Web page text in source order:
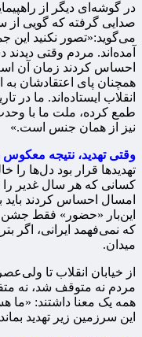
در گوشه‌ای دیگر از
صدایی گرفته که گویی از
می‌گوید:«تصور نکنید این
آمده‌اند. مردم وقتی
احساس کردند زمان آن
همچنان پای اعتقادشان
انقلاب ایستاده‌اند. ما در
طمع کرده، ملت ما با وحدت
نیز از همان جنس است.»
وقتی تهدید، نتیجه معکوس
تهدیدها قرار بود دل‌ها را
کسانی که هر سال غدیر
امسال احساس کردند باید
این‌بار «حضور» فقط
که نمی‌فهمد ایرانی، اگر
میدان.
از خیابان انقلاب تا
مردم نه متوقف شد، نه
همه یک معنا داشتند: «ما
این سرزمین زیر تهدید